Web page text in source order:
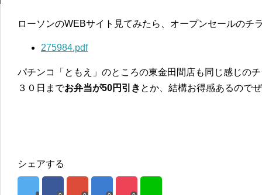
ローソンのWEBサイト見てみたら、オープンセールのチ
275984.pdf
パチンコ「ともえ」のところの東金田間店も同じ感じの
３０日までお弁当が50円引き とか、結構お得感あるので
シェアする